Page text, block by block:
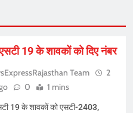
19 के शावकों को दिए नंबर
Team
2
0 1 mins
19 के शावकों को एसटी-2403,